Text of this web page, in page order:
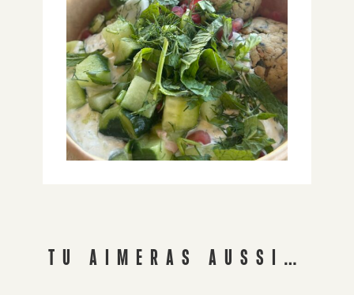
TU AIMERAS AUSSI…